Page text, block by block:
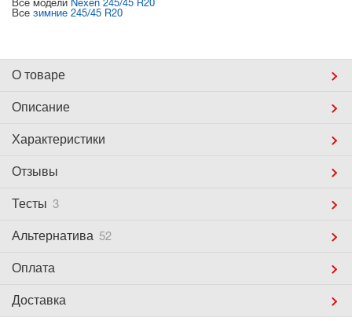
Все модели Nexen 245/45 R20
Все зимние 245/45 R20
О товаре
Описание
Характеристики
Отзывы
Тесты 3
Альтернатива 52
Оплата
Доставка